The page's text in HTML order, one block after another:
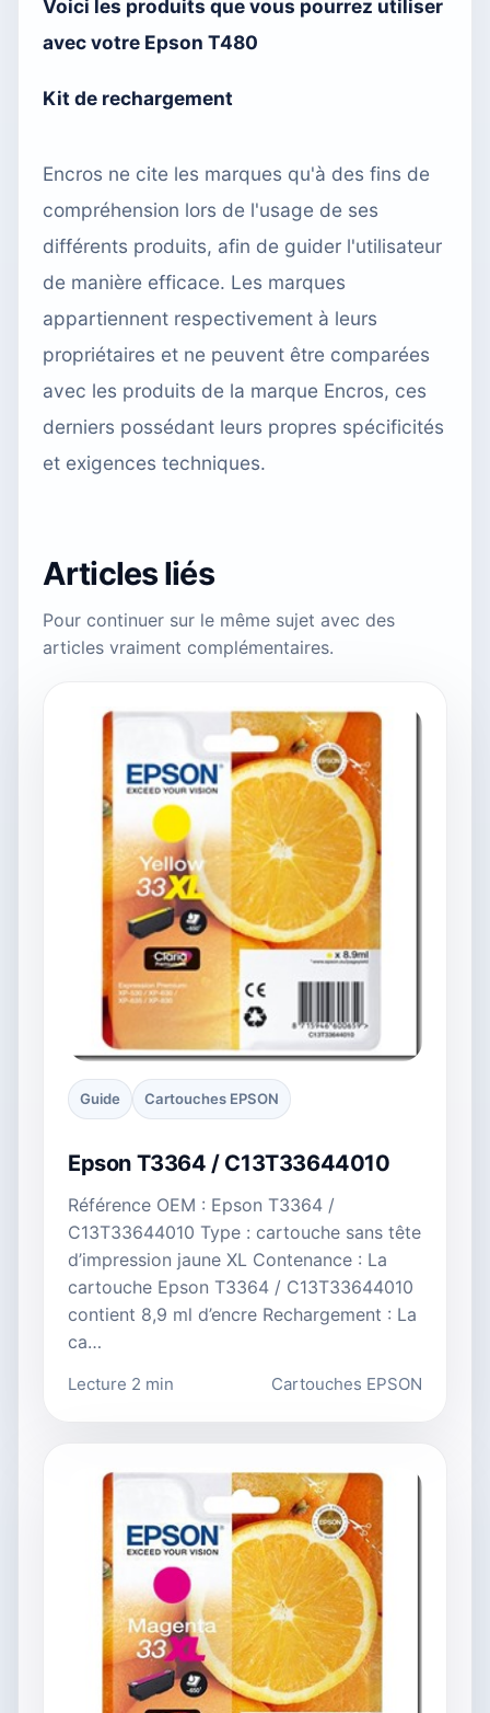
Voici les produits que vous pourrez utiliser
avec votre Epson T480
Kit de rechargement
Encros ne cite les marques qu'à des fins de
compréhension lors de l'usage de ses
différents produits, afin de guider l'utilisateur
de manière efficace. Les marques
appartiennent respectivement à leurs
propriétaires et ne peuvent être comparées
avec les produits de la marque Encros, ces
derniers possédant leurs propres spécificités
et exigences techniques.
Articles liés
Pour continuer sur le même sujet avec des
articles vraiment complémentaires.
Guide Cartouches EPSON
Epson T3364 / C13T33644010
Référence OEM : Epson T3364 /
C13T33644010 Type : cartouche sans tête
d’impression jaune XL Contenance : La
cartouche Epson T3364 / C13T33644010
contient 8,9 ml d’encre Rechargement : La
ca…
Lecture 2 min Cartouches EPSON